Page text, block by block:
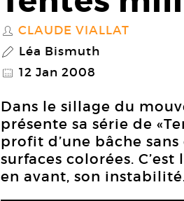
S CLAUDE VIALLAT
P Léa Bismuth
@ 12 Jan 2008
Dans le sillage du
présente sa série de
profit d’une bâche
surfaces colorées.
en avant, son